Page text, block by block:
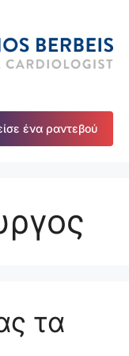
ένα ραντεβού
τα